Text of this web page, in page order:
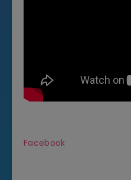
Facebook